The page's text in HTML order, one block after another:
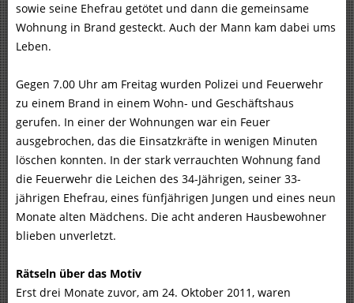
sowie seine Ehefrau getötet und dann die gemeinsame
Wohnung in Brand gesteckt. Auch der Mann kam dabei ums
Leben.
Gegen 7.00 Uhr am Freitag wurden Polizei und Feuerwehr
zu einem Brand in einem Wohn- und Geschäftshaus
gerufen. In einer der Wohnungen war ein Feuer
ausgebrochen, das die Einsatzkräfte in wenigen Minuten
löschen konnten. In der stark verrauchten Wohnung fand
die Feuerwehr die Leichen des 34-Jährigen, seiner 33-
jährigen Ehefrau, eines fünfjährigen Jungen und eines neun
Monate alten Mädchens. Die acht anderen Hausbewohner
blieben unverletzt.
Rätseln über das Motiv
Erst drei Monate zuvor, am 24. Oktober 2011, waren